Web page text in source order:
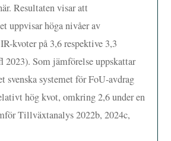
Resultaten visar att
uppvisar höga nivåer av
kvoter på 3,6 respektive 3,3
2023). Som jämförelse uppskattar
svenska systemet för FoU-avdrag
hög kvot, omkring 2,6 under en
Tillväxtanalys 2022b, 2024c,